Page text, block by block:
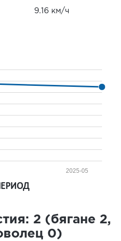
9.16 км/ч
2025-05
2 (бягане 2,
0)